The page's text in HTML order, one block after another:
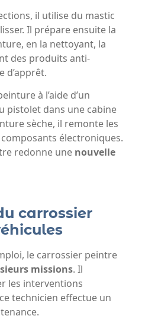
il utilise du mastic
Il prépare ensuite la
en la nettoyant, la
des produits anti-
d’apprêt.
à l’aide d’un
pistolet dans une cabine
sèche, il remonte les
électroniques.
redonne une nouvelle
carrossier
le carrossier peintre
missions. Il
les interventions
technicien effectue un